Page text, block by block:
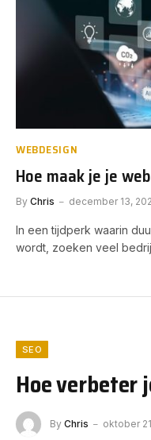
WEBDESIGN
Hoe maak je je
By Chris december 13,
In een tijdperk waarin
wordt, zoeken veel
SEO
Hoe
By Chris oktober